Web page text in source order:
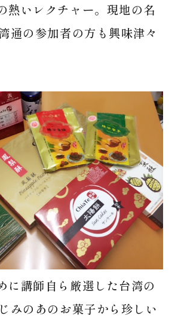
熱いレクチャー。現地の名
通の参加者の方も興味津々
に講師自ら厳選した台湾の
みのあのお菓子から珍しい